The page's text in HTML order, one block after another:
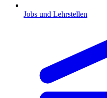
Jobs und Lehrstellen